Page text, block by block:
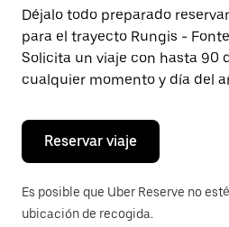
fecha.
Pulsa
el
botón
de
escape
cerrar
calendario.
Déjalo todo preparado
para el trayecto Rungis -
Solicita un viaje con hasta 90
cualquier momento y día del
Reservar viaje
Es posible que Uber Reserve no
ubicación de recogida.